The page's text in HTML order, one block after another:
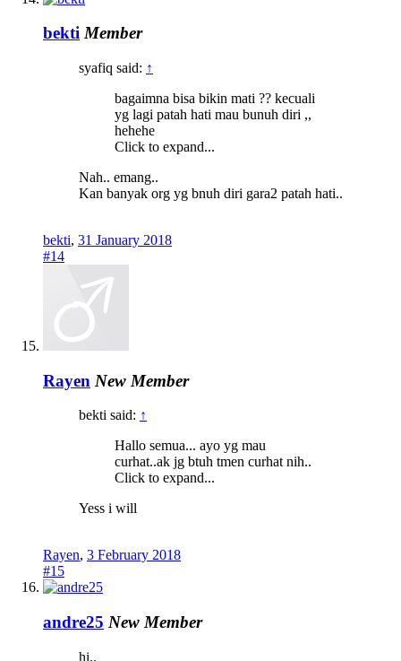
bekti Member
syafiq said: ↑
bagaimna bisa bikin mati ?? kecuali
yg lagi patah hati mau bunuh diri ,,
hehehe
Click to expand...
Nah.. emang..
Kan banyak org yg bnuh diri gara2 patah hati..
bekti, 31 January 2018
#14
Rayen New Member
bekti said: ↑
Hallo semua... ayo yg mau
curhat..ak jg btuh tmen curhat nih..
Click to expand...
Yess i will
Rayen, 3 February 2018
#15
andre25 New Member
hi..